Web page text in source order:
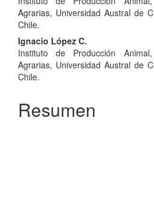
Agrarias, Universidad Austral de
Chile.
Ignacio López C.
Instituto de Producción
Agrarias, Universidad Austral de
Chile.
Resumen